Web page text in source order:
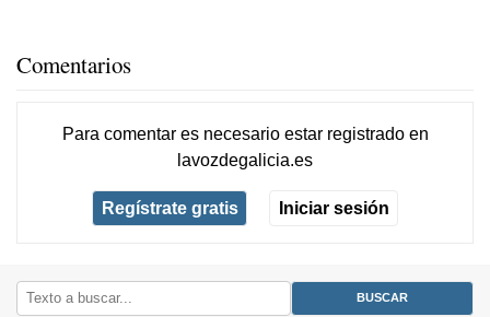
Comentarios
Para comentar es necesario estar registradoen
lavozdegalicia.es
Regístrate gratis Iniciar sesión